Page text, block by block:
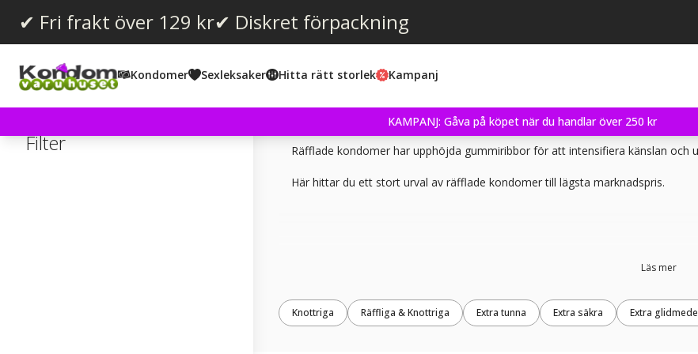
✔ Fri frakt över 129 kr✔ Diskret förpackning
Kondomer Sexleksaker Hitta rätt storlek Kampanj
KAMPANJ: Gåva på köpet när du handlar över 250 kr
Filter Räfflade kondomer har upphöjda gummiribbor för att intensifiera känslan och
Här hittar du ett stort urval av räfflade kondomer till lägsta marknadspris.
Läs mer
Knottriga Räffliga & Knottriga Extra tunna Extra säkra Extra